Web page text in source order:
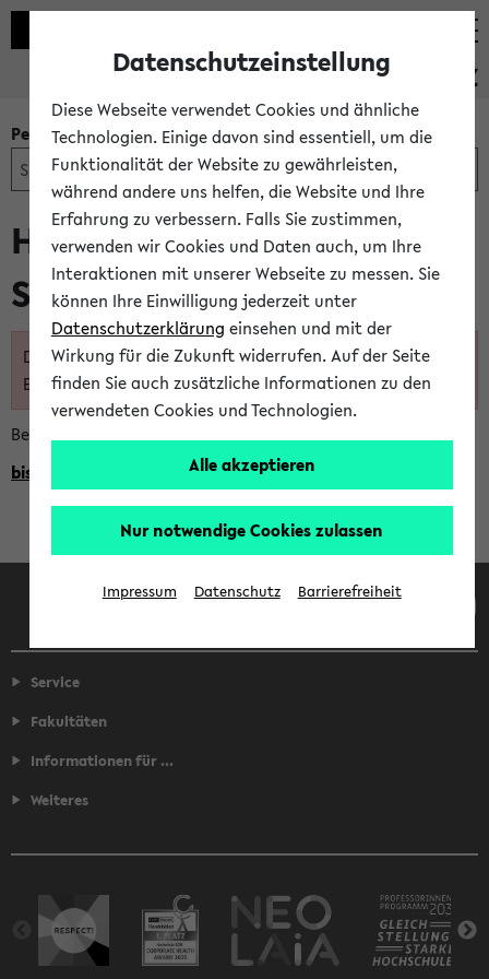
PEVZ
Personen- und Einrichtungssuche
Herr Prof. Dr. med.
Sebastian Kuhn
Diese Person ist nicht mehr im Personen- und
Einrichtungsverzeichnis eingetragen
Bei Fragen wenden Sie sich direkt an den BIS Support.
bissupport@uni-bielefeld.de
Facebook LinkedIn
Service
Fakultäten
Informationen für ...
Weiteres
Datenschutzeinstellung
Diese Webseite verwendet Cookies und ähnliche
Technologien. Einige davon sind essentiell, um die
Funktionalität der Website zu gewährleisten,
während andere uns helfen, die Website und Ihre
Erfahrung zu verbessern. Falls Sie zustimmen,
verwenden wir Cookies und Daten auch, um Ihre
Interaktionen mit unserer Webseite zu messen. Sie
können Ihre Einwilligung jederzeit unter
Datenschutzerklärung einsehen und mit der
Wirkung für die Zukunft widerrufen. Auf der Seite
finden Sie auch zusätzliche Informationen zu den
verwendeten Cookies und Technologien.
Alle akzeptieren
Nur notwendige Cookies zulassen
Impressum Datenschutz Barrierefreiheit